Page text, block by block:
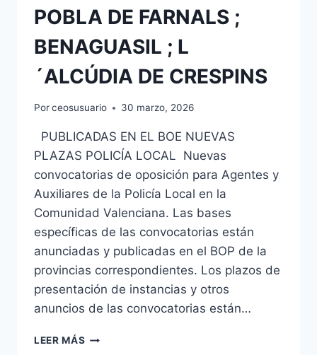
POBLA DE FARNALS ;
BENAGUASIL ; L
´ALCÚDIA DE CRESPINS
Porceosusuario 30 marzo, 2026
PUBLICADAS EN EL BOE NUEVAS
PLAZAS POLICÍA LOCAL Nuevas
convocatorias de oposición para Agentes y
Auxiliares de la Policía Local en la
Comunidad Valenciana. Las bases
específicas de las convocatorias están
anunciadas y publicadas en el BOP de la
provincias correspondientes. Los plazos de
presentación de instancias y otros
anuncios de las convocatorias están…
LEER MÁS POLICÍA